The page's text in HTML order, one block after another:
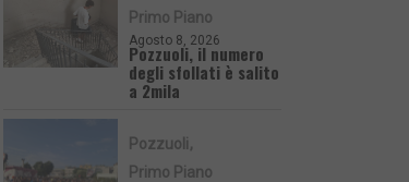
Primo Piano
Agosto 8, 2026
Pozzuoli, il numero
degli sfollati è salito
a 2mila
Pozzuoli
Primo Piano